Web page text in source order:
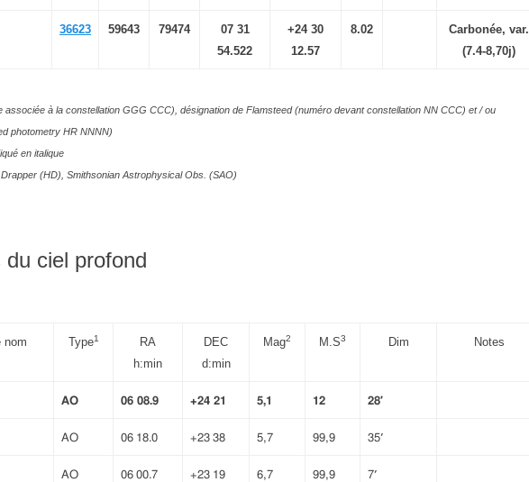
36623 59643 79474
07 31
54.522
+24 30
12.57
8.02
Carbonée, var.
(7.4-8,70j)
associée à la constellation GGG CCC), désignation de Flamsteed (numéro devant constellation NN CCC) et / ou
photometry HR NNNN)
en italique
(HD), Smithsonian Astrophysical Obs. (SAO)
ciel profond
nom Type1
RA
h:min
DEC
d:min
Mag2 M.S3 Dim Notes
AO 06 08.9 +24 21 5,1 12 28′
AO 06 18.0 +23 38 5,7 99,9 35′
AO 06 00.7 +23 19 6,7 99,9 7′